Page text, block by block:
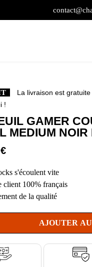
La livraison est
!
GAMER
MEDIUM NOIR
€
s'écoulent vite
client 100% français
de la qualité
AJOUTER